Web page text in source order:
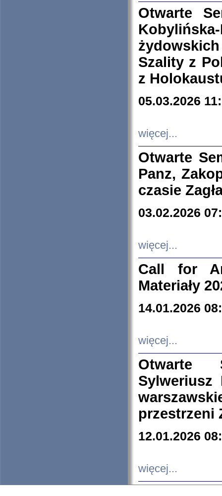
Otwarte
Szality z
z
05.03.2026
więcej...
Otwarte
Panz,
czasie
03.02.2026
więcej...
Call for
Materiały
14.01.2026
więcej...
Otwarte
Sylweriusz
przestrzeni
12.01.2026
więcej...